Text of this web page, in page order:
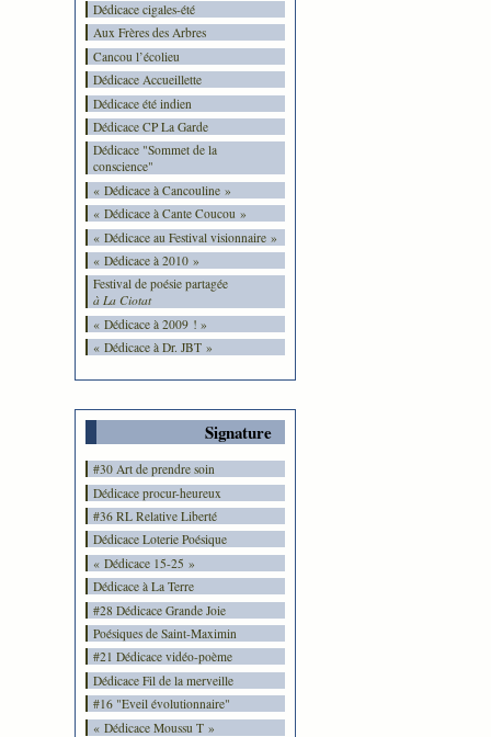
Dédicace cigales-été
Aux Frères des Arbres
Cancou l’écolieu
Dédicace Accueillette
Dédicace été indien
Dédicace CP La Garde
Dédicace "Sommet de la
conscience"
« Dédicace à Cancouline »
« Dédicace à Cante Coucou »
« Dédicace au Festival visionnaire »
« Dédicace à 2010 »
Festival de poésie partagée
à La Ciotat
« Dédicace à 2009 ! »
« Dédicace à Dr. JBT »
Signature
#30 Art de prendre soin
Dédicace procur-heureux
#36 RL Relative Liberté
Dédicace Loterie Poésique
« Dédicace 15-25 »
Dédicace à La Terre
#28 Dédicace Grande Joie
Poésiques de Saint-Maximin
#21 Dédicace vidéo-poème
Dédicace Fil de la merveille
#16 "Eveil évolutionnaire"
« Dédicace Moussu T »